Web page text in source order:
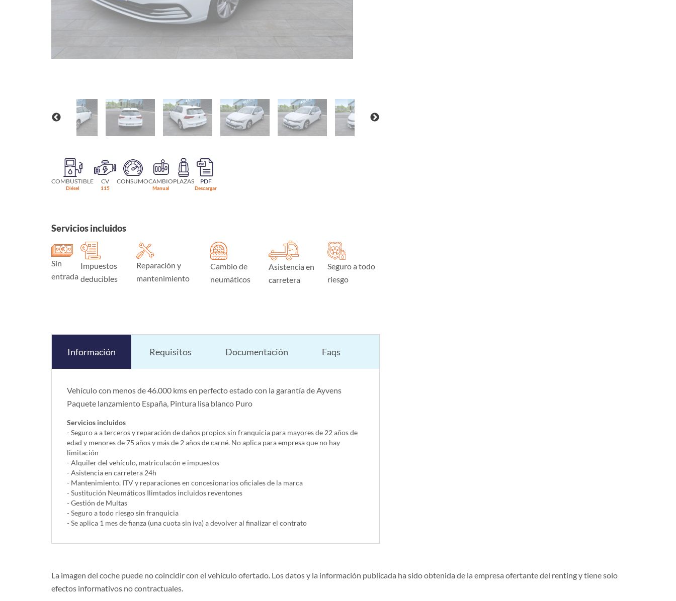
COMBUSTIBLE
Diésel
CV
115
CONSUMOCAMBIO
Manual
PLAZAS PDF
Descargar
Servicios incluidos
Sin
entrada
Impuestos
deducibles
Reparación y
mantenimiento
Cambio de
neumáticos
Asistencia en
carretera
Seguro a todo
riesgo
Información Requisitos Documentación Faqs
Vehículo con menos de 46.000 kms en perfecto estado con la garantía de Ayvens
Paquete lanzamiento España, Pintura lisa blanco Puro
Servicios incluidos
- Seguro a a terceros y reparación de daños propios sin franquicia para mayores de 22 años de
edad y menores de 75 años y más de 2 años de carné. No aplica para empresa que no hay
limitación
- Alquiler del vehí­culo, matriculacón e impuestos
- Asistencia en carretera 24h
- Mantenimiento, ITV y reparaciones en concesionarios oficiales de la marca
- Sustitución Neumáticos Ilimtados incluidos reventones
- Gestión de Multas
- Seguro a todo riesgo sin franquicia
- Se aplica 1 mes de fianza (una cuota sin iva) a devolver al finalizar el contrato
La imagen del coche puede no coincidir con el vehículo ofertado. Los datos y la información publicada ha sido obtenida de la empresa ofertante del renting y tiene solo
efectos informativos no contractuales.